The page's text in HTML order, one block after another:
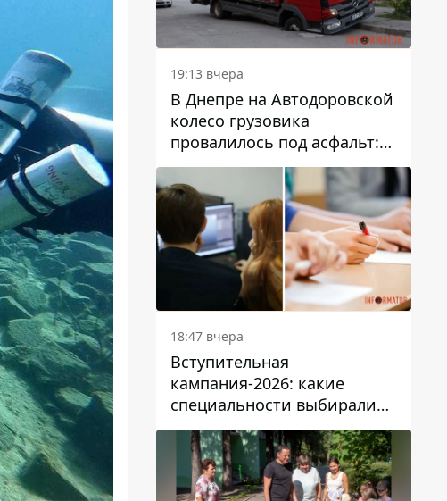
19:13 вчера
В Днепре на Автодоровской
колесо грузовика
провалилось под асфальт:
движение заблокировано
18:47 вчера
Вступительная
кампания-2026: какие
специальности выбирали
абитуриенты в Украине